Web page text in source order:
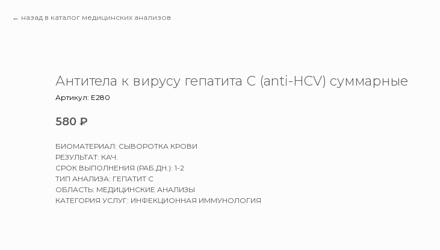
назад в каталог медицинских анализов
Антитела к вирусу гепатита С (anti-HCV) суммарные
Артикул: E280
580 ₽
БИОМАТЕРИАЛ: СЫВОРОТКА КРОВИ
РЕЗУЛЬТАТ: КАЧ.
СРОК ВЫПОЛНЕНИЯ (РАБ.ДН.): 1-2
ТИП АНАЛИЗА: ГЕПАТИТ С
ОБЛАСТЬ: МЕДИЦИНСКИЕ АНАЛИЗЫ
КАТЕГОРИЯ УСЛУГ: ИНФЕКЦИОННАЯ ИММУНОЛОГИЯ